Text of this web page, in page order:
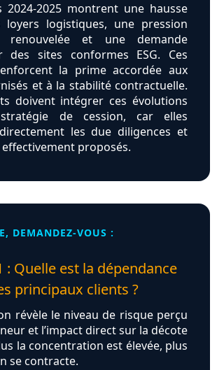
2024‑2025 montrent une hausse
loyers logistiques, une pression
renouvelée et une demande
des sites conformes ESG. Ces
la prime accordée aux
et à la stabilité contractuelle.
doivent intégrer ces évolutions
de cession, car elles
les due diligences et
proposés.
DEMANDEZ-VOUS :
: Quelle est la dépendance
principaux clients ?
révèle le niveau de risque perçu
et l’impact direct sur la décote
la concentration est élevée, plus
se contracte.